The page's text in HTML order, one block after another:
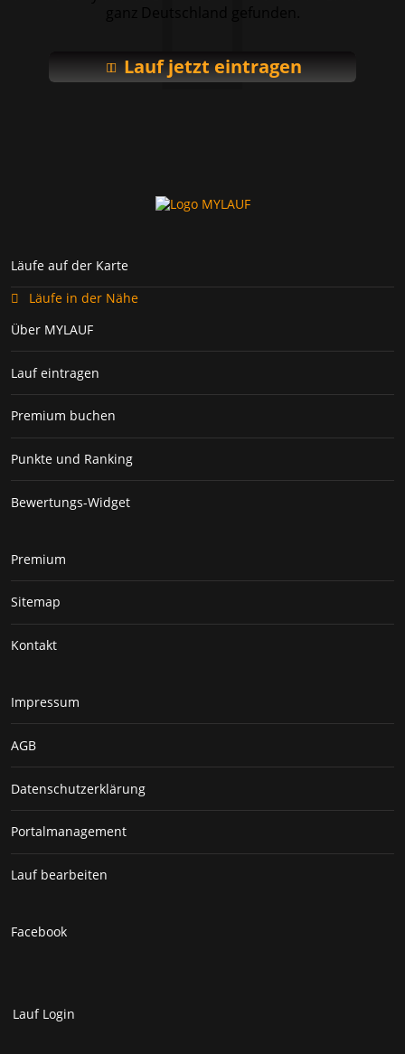
Lauf jetzt eintragen
Läufe auf der Karte
Läufe in der Nähe
Über MYLAUF
Lauf eintragen
Premium buchen
Punkte und Ranking
Bewertungs-Widget
Premium
Sitemap
Kontakt
Impressum
AGB
Datenschutzerklärung
Portalmanagement
Lauf bearbeiten
Facebook
Lauf Login